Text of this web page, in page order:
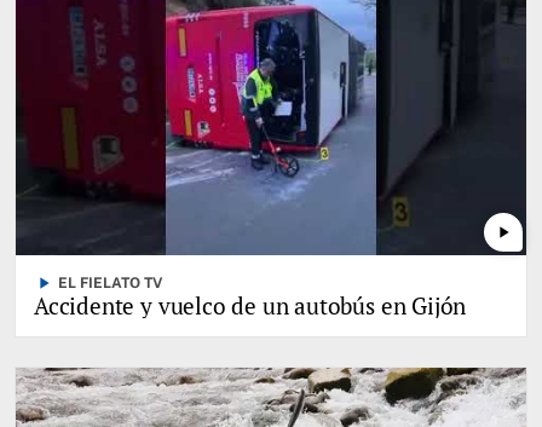
play_arrow
play_arrow EL FIELATO TV
Accidente y vuelco de un autobús en Gijón